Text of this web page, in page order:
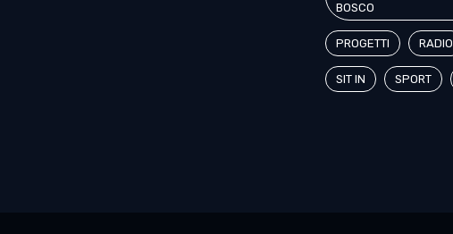
BOSCO
PROGETTI RADIO
SIT IN SPORT